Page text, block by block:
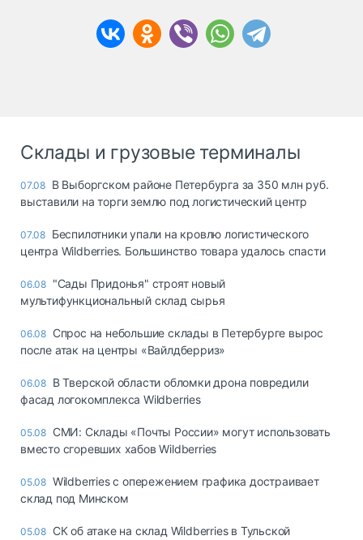
Склады и грузовые терминалы
07.08 В Выборгском районе Петербурга за 350 млн руб.
выставили на торги землю под логистический центр
07.08 Беспилотники упали на кровлю логистического
центра Wildberries. Большинство товара удалось спасти
06.08 "Сады Придонья" строят новый
мультифункциональный склад сырья
06.08 Спрос на небольшие склады в Петербурге вырос
после атак на центры «Вайлдберриз»
06.08 В Тверской области обломки дрона повредили
фасад логокомплекса Wildberries
05.08 СМИ: Склады «Почты России» могут использовать
вместо сгоревших хабов Wildberries
05.08 Wildberries с опережением графика достраивает
склад под Минском
05.08 СК об атаке на склад Wildberries в Тульской